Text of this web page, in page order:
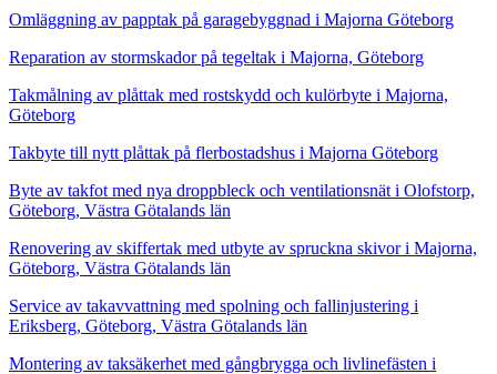
Omläggning av papptak på garagebyggnad i Majorna Göteborg
Reparation av stormskador på tegeltak i Majorna, Göteborg
Takmålning av plåttak med rostskydd och kulörbyte i Majorna,
Göteborg
Takbyte till nytt plåttak på flerbostadshus i Majorna Göteborg
Byte av takfot med nya droppbleck och ventilationsnät i Olofstorp,
Göteborg, Västra Götalands län
Renovering av skiffertak med utbyte av spruckna skivor i Majorna,
Göteborg, Västra Götalands län
Service av takavvattning med spolning och fallinjustering i
Eriksberg, Göteborg, Västra Götalands län
Montering av taksäkerhet med gångbrygga och livlinefästen i